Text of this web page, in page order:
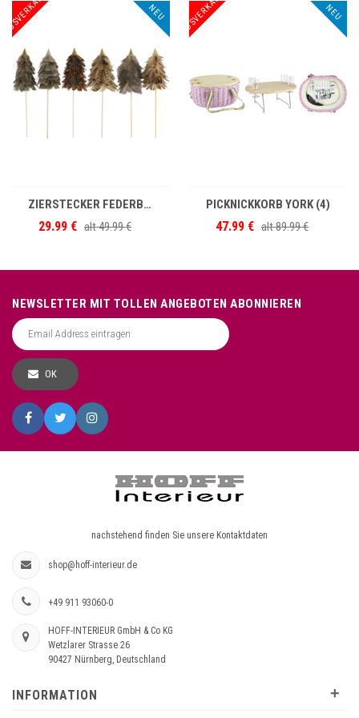
AUSVERKAUF NEU
ZIERSTECKER FEDERBÄUME S/6
29.99 € alt49.99 €
AUSVERKAUF NEU
PICKNICKKORB YORK (4)
47.99 € alt89.99 €
NEWSLETTER MIT TOLLEN ANGEBOTEN ABONNIEREN
OK
nachstehend finden Sie unsere Kontaktdaten
shop@hoff-interieur.de
+49 911 93060-0
HOFF-INTERIEUR GmbH & Co KG
Wetzlarer Strasse 26
90427 Nürnberg, Deutschland
INFORMATION +